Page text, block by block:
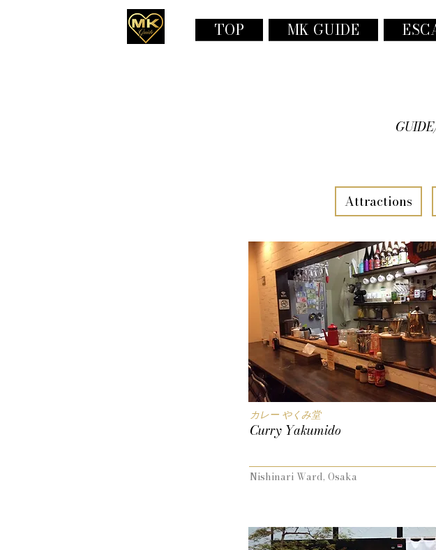
TOP MK GUIDE
Attractions
カレー やくみ堂
Curry Yakumido
Nishinari Ward, Osaka